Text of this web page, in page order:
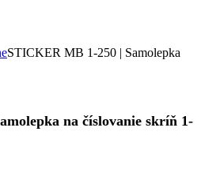
STICKER MB 1-250 | Samolepka
na číslovanie skríň 1-